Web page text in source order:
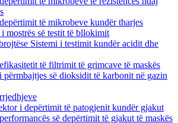
të mikrobeve kundër tharjes
mostrës së testit të bllokimit
Sistemi i testimit kundër acidit dhe
të filtrimit të grimcave të maskës
përmbajtjes së dioksidit të karbonit në gazin
i depërtimit të patogjenit kundër gjakut
së depërtimit të gjakut të maskës